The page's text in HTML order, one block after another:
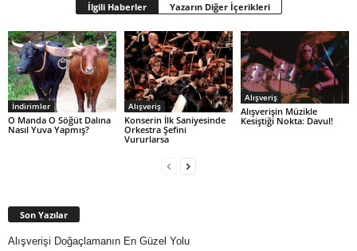
İlgili Haberler Yazarın Diğer İçerikleri
İndirimler
O Manda O Söğüt Dalına
Nasıl Yuva Yapmış?
Alışveriş
Konserin İlk Saniyesinde
Orkestra Şefini
Vururlarsa
Alışveriş
Alışverişin Müzikle
Kesiştiği Nokta: Davul!
Son Yazılar
Alışverişi Doğaçlamanın En Güzel Yolu